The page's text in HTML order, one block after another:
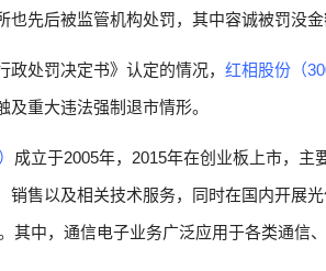
先后被监管机构处罚，其中容诚被罚没金
处罚决定书》认定的情况， 红相股份（
重大违法强制退市情形。
成立于2005年，2015年在创业板上市，主
销售以及相关技术服务，同时在国内开展
其中，通信电子业务广泛应用于各类通信、